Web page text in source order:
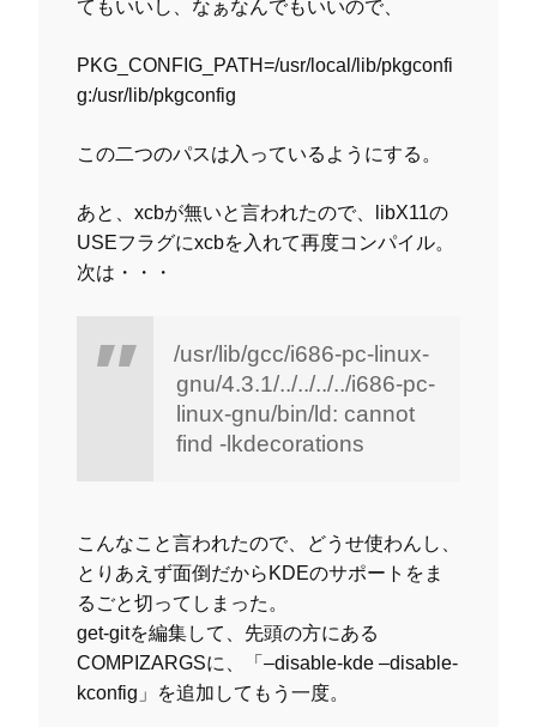
てもいいし、なぁなんでもいいので、
PKG_CONFIG_PATH=/usr/local/lib/pkgconfi
g:/usr/lib/pkgconfig
この二つのパスは入っているようにする。
あと、xcbが無いと言われたので、libX11の
USEフラグにxcbを入れて再度コンパイル。
次は・・・
/usr/lib/gcc/i686-pc-linux-
gnu/4.3.1/../../../../i686-pc-
linux-gnu/bin/ld: cannot
find -lkdecorations
こんなこと言われたので、どうせ使わんし、
とりあえず面倒だからKDEのサポートをま
るごと切ってしまった。
get-gitを編集して、先頭の方にある
COMPIZARGSに、「–disable-kde –disable-
kconfig」を追加してもう一度。